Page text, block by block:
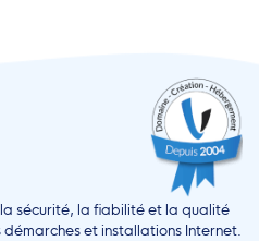
sécurité, la fiabilité et la qualité
et installations Internet.